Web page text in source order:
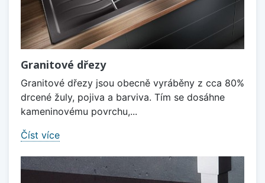
Granitové dřezy
Granitové dřezy jsou obecně vyráběny z cca 80%
drcené žuly, pojiva a barviva. Tím se dosáhne
kameninovému povrchu,...
Číst více